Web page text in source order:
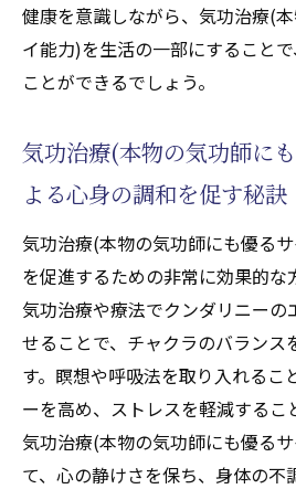
天啓気功治療や療法で
と気功治療(本物の気功
心身の健康を維持する
功治療(本物の気功師に
天啓気功治療や療法で活
調整がもたらす精神的
気功治療(本物の気功師
通じたチャクラのバラ
天啓気療院の実際の体
な調整方法
チャクラと気功治療(本
サイ能力)で心身のリフ
健康を意識しながら、気功治療(
イ能力)を生活の一部にすること
ことができるでしょう。
気功治療(本物の気功師に
よる心身の調和を促す秘訣
気功治療(本物の気功師にも優る
を促進するための非常に効果的な
気功治療や療法でクンダリニーの
せることで、チャクラのバランス
す。瞑想や呼吸法を取り入れるこ
ーを高め、ストレスを軽減するこ
気功治療(本物の気功師にも優る
て、心の静けさを保ち、身体の不